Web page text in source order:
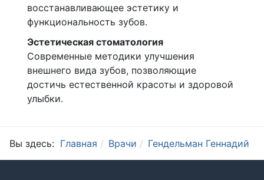
восстанавливающее эстетику и
функциональность зубов.
Эстетическая стоматология
Современные методики улучшения
внешнего вида зубов, позволяющие
достичь естественной красоты и здоровой
улыбки.
Вы здесь: Главная Врачи Гендельман Геннадий